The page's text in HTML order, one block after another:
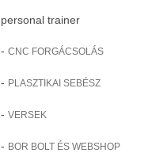
personal trainer
- CNC FORGÁCSOLÁS
- PLASZTIKAI SEBÉSZ
- VERSEK
- BOR BOLT ÉS WEBSHOP